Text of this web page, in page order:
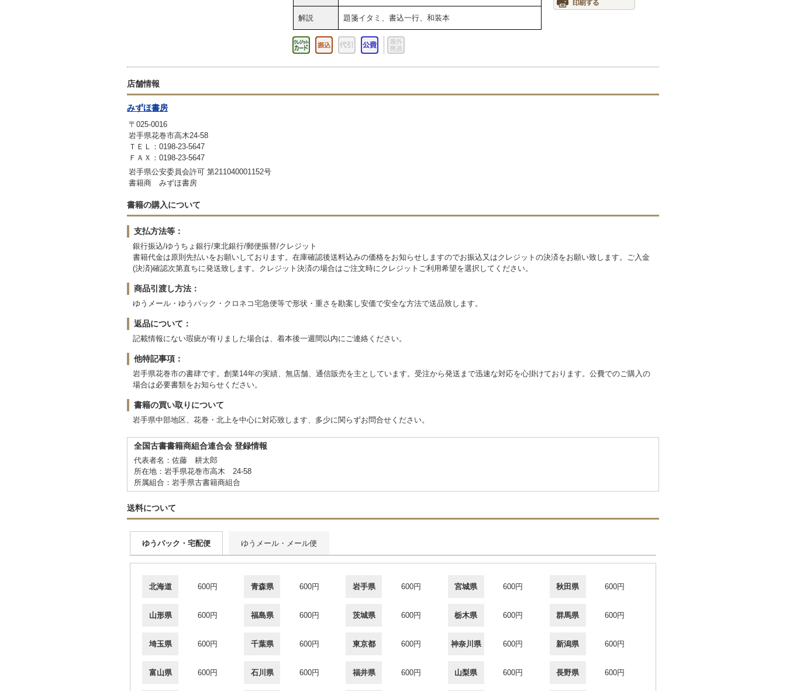
解説 題箋イタミ、書込一行、和装本
店舗情報
みずほ書房
〒025-0016
岩手県花巻市高木24-58
ＴＥＬ：0198-23-5647
ＦＡＸ：0198-23-5647
岩手県公安委員会許可 第211040001152号
書籍商 みずほ書房
書籍の購入について
支払方法等：
銀行振込/ゆうちょ銀行/東北銀行/郵便振替/クレジット
書籍代金は原則先払いをお願いしております。在庫確認後送料込みの価格をお知らせしますのでお振込又はクレジットの決済をお願い致します。ご入金
(決済)確認次第直ちに発送致します。クレジット決済の場合はご注文時にクレジットご利用希望を選択してください。
商品引渡し方法：
ゆうメール・ゆうパック・クロネコ宅急便等で形状・重さを勘案し安価で安全な方法で送品致します。
返品について：
記載情報にない瑕疵が有りました場合は、着本後一週間以内にご連絡ください。
他特記事項：
岩手県花巻市の書肆です。創業14年の実績、無店舗、通信販売を主としています。受注から発送まで迅速な対応を心掛けております。公費でのご購入の
場合は必要書類をお知らせください。
書籍の買い取りについて
岩手県中部地区、花巻・北上を中心に対応致します、多少に関らずお問合せください。
全国古書書籍商組合連合会 登録情報
代表者名：佐藤 耕太郎
所在地：岩手県花巻市高木 24-58
所属組合：岩手県古書籍商組合
送料について
ゆうパック・宅配便 ゆうメール・メール便
北海道 600円 青森県 600円 岩手県 600円 宮城県 600円 秋田県 600円
山形県 600円 福島県 600円 茨城県 600円 栃木県 600円 群馬県 600円
埼玉県 600円 千葉県 600円 東京都 600円 神奈川県 600円 新潟県 600円
富山県 600円 石川県 600円 福井県 600円 山梨県 600円 長野県 600円